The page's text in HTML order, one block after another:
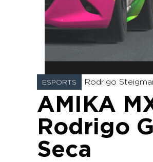
ESPORTS Rodrigo
AMIKA
Rodrigo
Seca